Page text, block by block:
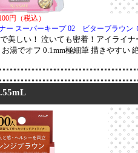
円（税込）
ー スーパーキープ 02 ビターブラウン
美しい！ 泣いても密着！アイライナ
湯でオフ 0.1mm極細筆 描きやすい